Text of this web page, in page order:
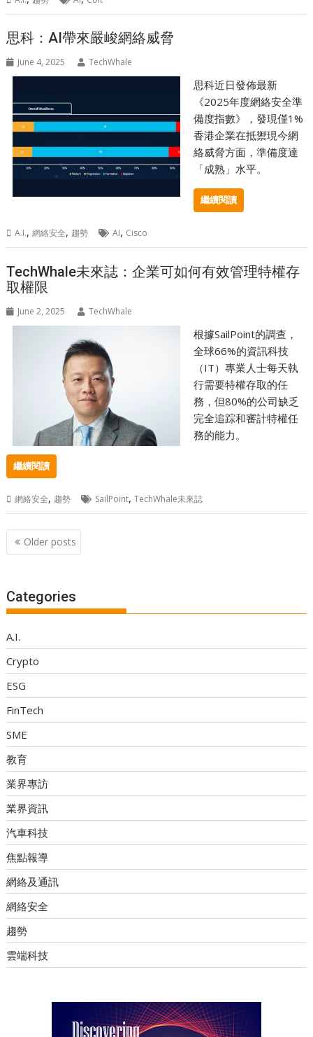
思科：AI帶來嚴峻網絡威脅
June 4, 2025 TechWhale
思科近日發佈最新
《2025年度網絡安全準
備度指數》，發現僅1%
香港企業在抵禦現今網
絡威脅方面，準備度達
「成熟」水平。
繼續閱讀
A.I.,網絡安全, 趨勢 AI, Cisco
TechWhale未來誌：企業可如何有效管理特權存
取權限
June 2, 2025 TechWhale
根據SailPoint的調查，
全球66%的資訊科技
（IT）專業人士每天執
行需要特權存取的任
務，但80%的公司缺乏
完全追踪和審計特權任
務的能力。
繼續閱讀
網絡安全, 趨勢 SailPoint,TechWhale未來誌
Posts
navigation
Older posts
Categories
A.I.
Crypto
ESG
FinTech
SME
教育
業界專訪
業界資訊
汽車科技
焦點報導
網絡及通訊
網絡安全
趨勢
雲端科技